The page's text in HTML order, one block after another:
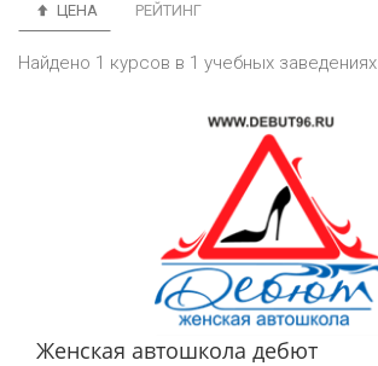
ЦЕНА РЕЙТИНГ
Найдено 1 курсов в 1 учебных заведениях
Женская автошкола дебют